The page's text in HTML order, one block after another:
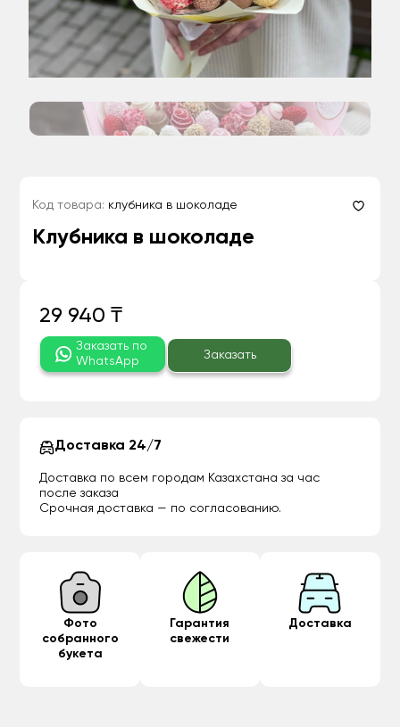
Код товара: клубника в шоколаде
Клубника в шоколаде
29 940 ₸
Заказать по
WhatsApp
Заказать
Доставка 24/7
Доставка по всем городам Казахстана за час
после заказа
Срочная доставка — по согласованию.
Фото
собранного
букета
Гарантия
свежести
Доставка